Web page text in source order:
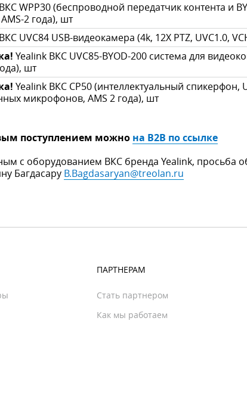
WPP30 (беспроводной передатчик контента и
2 года), шт
UVC84 USB-видеокамера (4k, 12Х PTZ, UVC1.0,
Yealink ВКС UVC85-BYOD-200 система для
шт
Yealink ВКС CP50 (интеллектуальный спикерфон,
микрофонов, AMS 2 года), шт
поступлением можно на B2B по ссылке
с оборудованием ВКС бренда Yealink, просьба
Багдасару B.Bagdasaryan@treolan.ru
ПАРТНЕРАМ
Стать партнером
Как мы работаем